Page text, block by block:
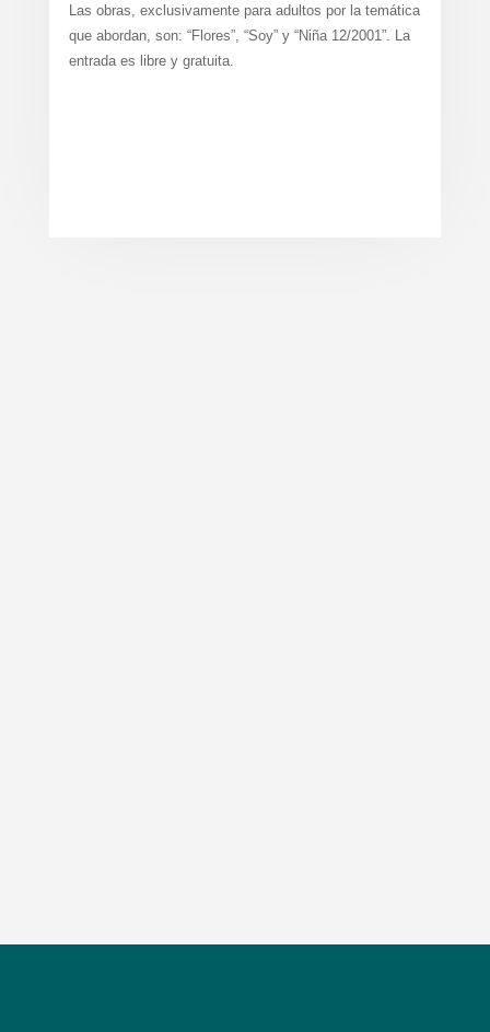
Las obras, exclusivamente para adultos por la temática
que abordan, son: “Flores”, “Soy” y “Niña 12/2001”. La
entrada es libre y gratuita.